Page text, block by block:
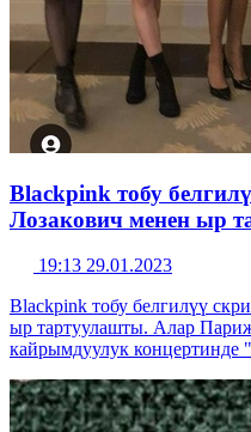
Blackpink тобу
Лозакович менен ыр
19:13 29.01.2023
Blackpink тобу белгилүү
ыр тартуулашты. Алар
кайрымдуулук концертинде